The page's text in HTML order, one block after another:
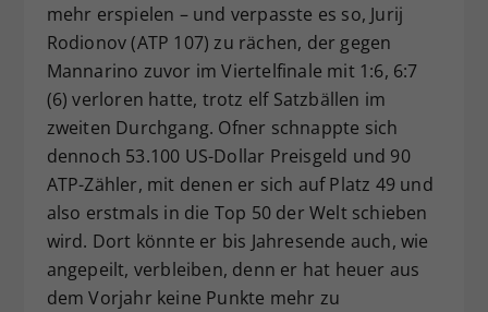
mehr erspielen – und verpasste es so, Jurij
Rodionov (ATP 107) zu rächen, der gegen
Mannarino zuvor im Viertelfinale mit 1:6, 6:7
(6) verloren hatte, trotz elf Satzbällen im
zweiten Durchgang. Ofner schnappte sich
dennoch 53.100 US-Dollar Preisgeld und 90
ATP-Zähler, mit denen er sich auf Platz 49 und
also erstmals in die Top 50 der Welt schieben
wird. Dort könnte er bis Jahresende auch, wie
angepeilt, verbleiben, denn er hat heuer aus
dem Vorjahr keine Punkte mehr zu